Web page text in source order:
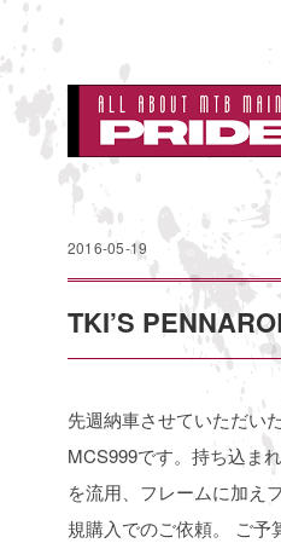
2016-05-19
TKI’S
先週納車させていただい
MCS999です。持ち込ま
を流用、フレームに加え
規購入でのご依頼。
ご予